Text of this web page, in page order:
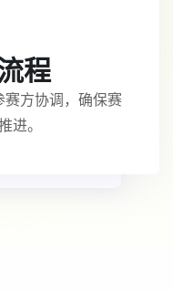
程
赛方协调，确保赛
进。